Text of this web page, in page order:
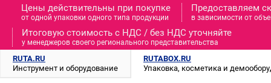
Цены действительны при покупке
от одной упаковки одного типа продукции
Предоставляем
в зависимости от
Итоговую стоимость c НДС / без НДС уточняйте
у менеджеров своего регионального представительства
RUTA.RU
Инструмент и оборудование
RUTABOX.RU
Упаковка, косметика и